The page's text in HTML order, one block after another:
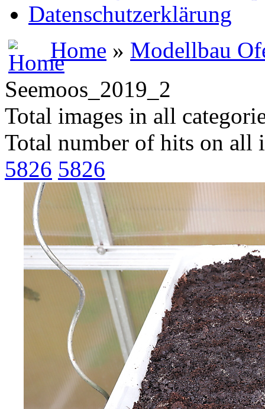
Datenschutzerklärung
Home » Modellbau
Seemoos_2019_2
Total images in all
Total number of hits on all
5826 5826